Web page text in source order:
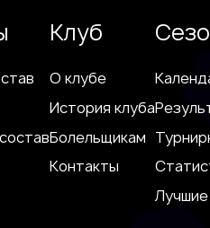
Клуб
О клубе
История клуба
Болельщикам
Контакты
Лучшие